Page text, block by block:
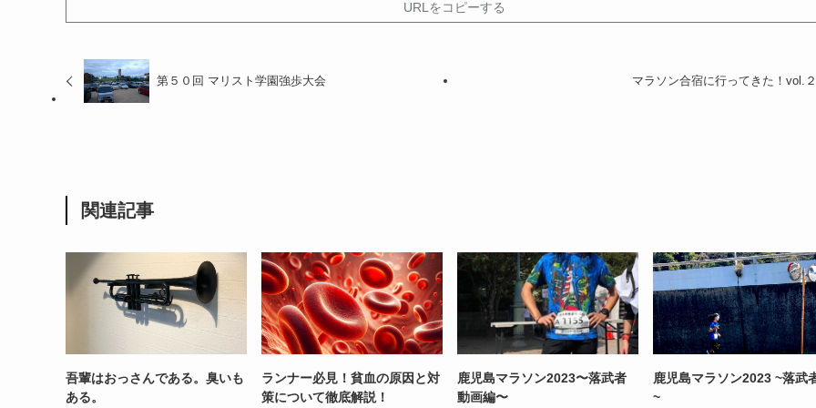
URLをコピーする
第５０回 マリスト学園強歩大会 マラソン合宿に行ってきた！vol.２
関連記事
吾輩はおっさんである。臭いも
ある。
ランナー必見！貧血の原因と対
策について徹底解説！
鹿児島マラソン2023〜落武者
動画編〜
鹿児島マラソン2023 ~落武
~